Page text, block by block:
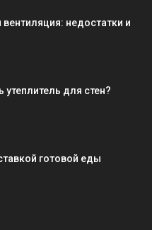
недостатки и
утеплитель для стен?
готовой еды